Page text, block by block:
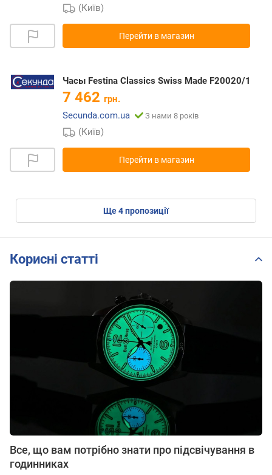
(Київ)
Перейти в магазин
Часы Festina Classics Swiss Made F20020/1
7 462 грн.
Secunda.com.ua
З нами 8 років
(Київ)
Перейти в магазин
ще4пропозиції
Корисні статті
Все, що вам потрібно знати про підсвічування в
годинниках